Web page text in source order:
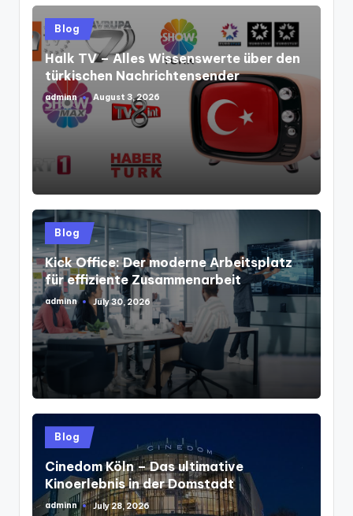
Posted
in
Blog
Halk TV – Alles Wissenswerte über den
türkischen Nachrichtensender
Posted
by
adminn August 3, 2026
Posted
in
Blog
Kick Office: Der moderne Arbeitsplatz
für effiziente Zusammenarbeit
Posted
adminn July 30, 2026
Posted
in
Blog
Cinedom Köln – Das ultimative
Kinoerlebnis in der Domstadt
Posted
adminn July 28, 2026